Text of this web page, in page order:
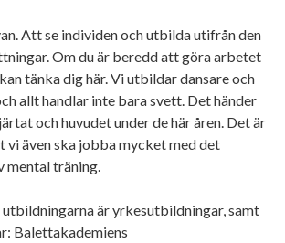
Att se individen och utbilda utifrån den
Om du är beredd att göra arbetet
tänka dig här. Vi utbildar dansare och
allt handlar inte bara svett. Det händer
och huvudet under de här åren. Det är
även ska jobba mycket med det
mental träning.
är yrkesutbildningar, samt
Balettakademiens